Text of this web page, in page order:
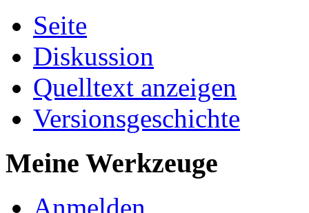
Seite
Diskussion
Quelltext anzeigen
Versionsgeschichte
Meine Werkzeuge